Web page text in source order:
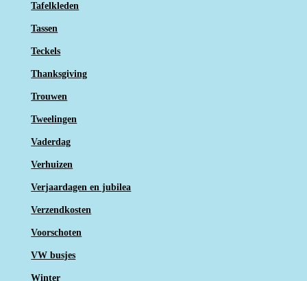
Tafelkleden
Tassen
Teckels
Thanksgiving
Trouwen
Tweelingen
Vaderdag
Verhuizen
Verjaardagen en jubilea
Verzendkosten
Voorschoten
VW busjes
Winter